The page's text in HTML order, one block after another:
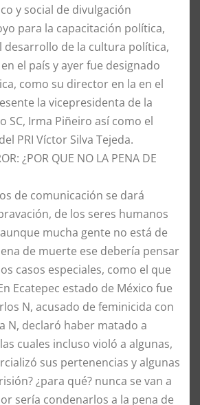
y social de divulgación
para la capacitación política,
desarrollo de la cultura política,
el país y ayer fue designado
como su director en la en el
la vicepresidenta de la
SC, Irma Piñeiro así como el
PRI Víctor Silva Tejeda.
¿POR QUE NO LA PENA DE
de comunicación se dará
de los seres humanos
mucha gente no está de
de muerte ese debería pensar
casos especiales, como el que
Ecatepec estado de México fue
N, acusado de feminicida con
N, declaró haber matado a
cuales incluso violó a algunas,
sus pertenencias y algunas
¿para qué? nunca se van a
sería condenarlos a la pena de